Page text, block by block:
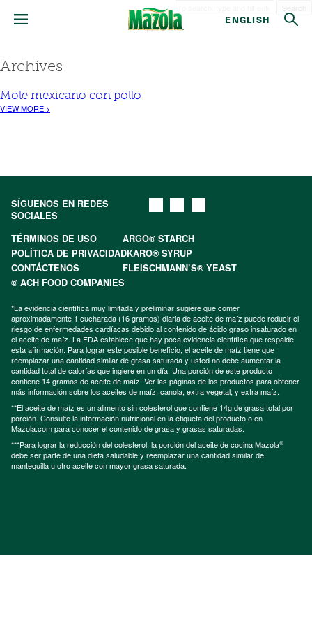
ENGLISH
Archives
Mole mexicano con pollo
VIEW MORE >
SÍGUENOS EN REDES
SOCIALES
TÉRMINOS DE USO
ARGO® STARCH
POLÍTICA DE PRIVACIDADKARO® SYRUP
CONTÁCTENOS
FLEISCHMANN’S® YEAST
© ACH FOOD COMPANIES
*La evidencia científica muy limitada y preliminar sugiere que comer
aproximadamente 1 cucharada (16 gramos) diaria de aceite de maíz puede reducir el
riesgo de enfermedades cardíacas debido al contenido de ácido graso insaturado en
el aceite de maíz. La FDA establece que hay poca evidencia científica que respalde
esta afirmación. Para lograr este posible beneficio, el aceite de maíz tiene que
reemplazar una cantidad similar de grasa saturada y usted no debe aumentar la
cantidad total de calorías que ingiere en un día. Una porción de este producto
contiene 14 gramos de aceite de maíz. Ver las páginas de los productos para obtener
más información sobre los aceites demaíz, canola, extra vegetal, y extra maíz.
**El aceite de maíz es un alimento sin colesterol que contiene 14g de grasa total por
porción. Consulte la información nutricional en la etiqueta del producto o en
Mazola.com para conocer el contenido de grasa y grasas saturadas.
***Para lograr la reducción del colesterol, la porción del aceite de cocina Mazola®
debe ser parte de una dieta saludable y reemplazar una cantidad similar de
mantequilla u otro aceite con mayor grasa saturada.